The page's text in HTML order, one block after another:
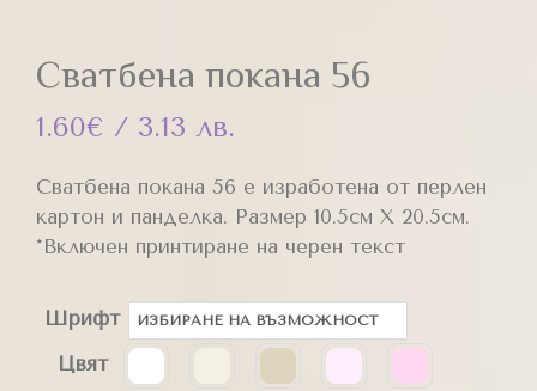
Сватбена покана 56
1.60€ / 3.13 лв.
Сватбена покана 56 е изработена от перлен
картон и панделка. Размер 10.5см Х 20.5см.
*Включен принтиране на черeн текст
Шрифт
Цвят